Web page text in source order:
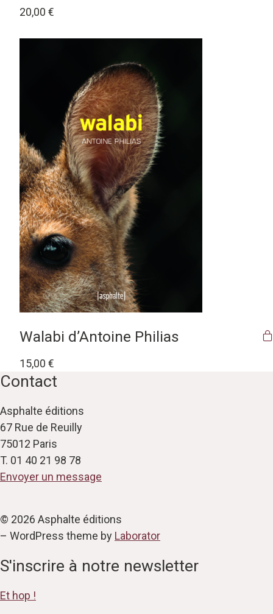
20,00 €
Walabi d’Antoine Philias
15,00 €
Contact
Asphalte éditions
67 Rue de Reuilly
75012 Paris
T. 01 40 21 98 78
Envoyer un message
© 2026 Asphalte éditions
– WordPress theme by Laborator
S'inscrire à notre newsletter
Et hop !